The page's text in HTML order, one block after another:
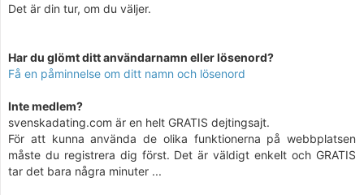
Det är din tur, om du väljer.
Har du glömt ditt användarnamn eller lösenord?
Få en påminnelse om ditt namn och lösenord
Inte medlem?
svenskadating.com är en helt GRATIS dejtingsajt.
För att kunna använda de olika funktionerna på webbplatsen
måste du registrera dig först. Det är väldigt enkelt och GRATIS
tar det bara några minuter ...